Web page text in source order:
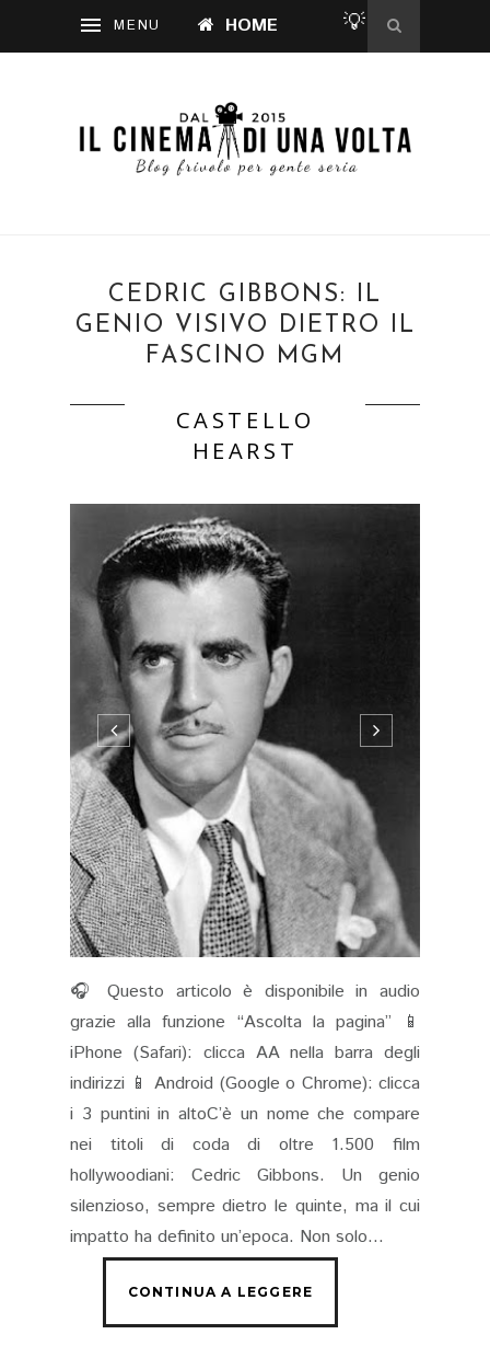
HOME 💡
CEDRIC GIBBONS: IL
GENIO VISIVO DIETRO IL
FASCINO MGM
CASTELLO
HEARST
🎧 Questo articolo è disponibile in audio
grazie alla funzione “Ascolta la pagina” 📱
iPhone (Safari): clicca AA nella barra degli
indirizzi 📱 Android (Google o Chrome): clicca
i 3 puntini in altoC’è un nome che compare
nei titoli di coda di oltre 1.500 film
hollywoodiani: Cedric Gibbons. Un genio
silenzioso, sempre dietro le quinte, ma il cui
impatto ha definito un’epoca. Non solo...